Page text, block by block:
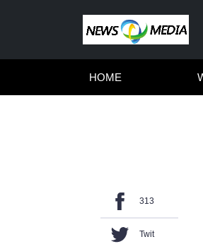
HOME
313
Twit